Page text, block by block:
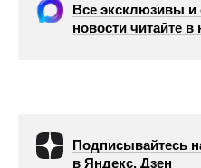
Все эксклюзивы
новости читайте
Подписывайтесь
в Яндекс. Дзен